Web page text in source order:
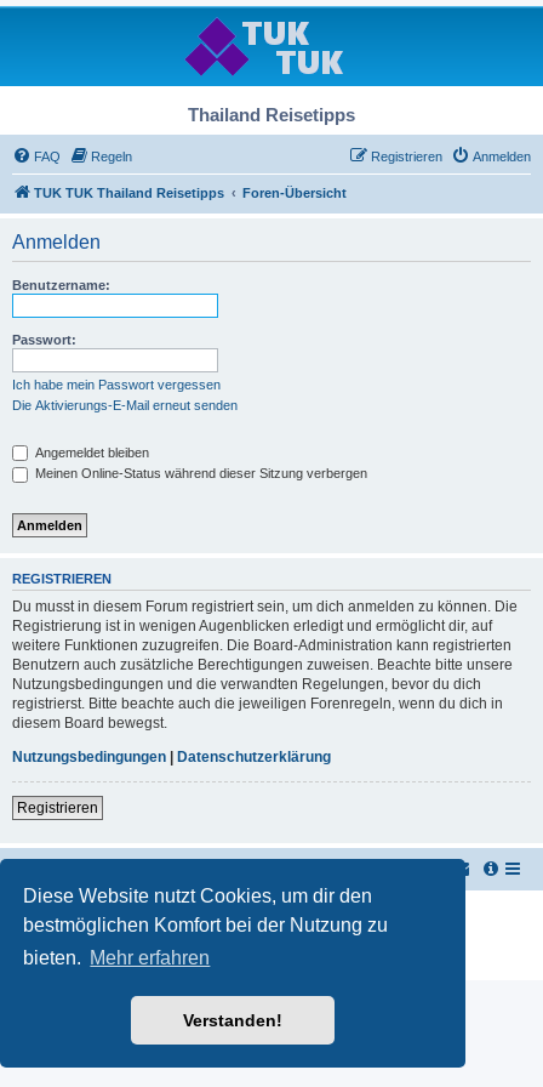
Diese Website nutzt Cookies, um dir den
bestmöglichen Komfort bei der Nutzung zu
bieten. Mehr erfahren
Verstanden!
Thailand Reisetipps
FAQ Regeln Anmelden
Registrieren
TUK TUK Thailand Reisetipps Foren-Übersicht
Anmelden
Benutzername:
Passwort:
Ich habe mein Passwort vergessen
Die Aktivierungs-E-Mail erneut senden
Angemeldet bleiben
Meinen Online-Status während dieser Sitzung verbergen
REGISTRIEREN
Du musst in diesem Forum registriert sein, um dich anmelden zu können. Die
Registrierung ist in wenigen Augenblicken erledigt und ermöglicht dir, auf
weitere Funktionen zuzugreifen. Die Board-Administration kann registrierten
Benutzern auch zusätzliche Berechtigungen zuweisen. Beachte bitte unsere
Nutzungsbedingungen und die verwandten Regelungen, bevor du dich
registrierst. Bitte beachte auch die jeweiligen Forenregeln, wenn du dich in
diesem Board bewegst.
Nutzungsbedingungen
Datenschutzerklärung
Registrieren
Deutsche Übersetzung durchphpBB.de
Datenschutz